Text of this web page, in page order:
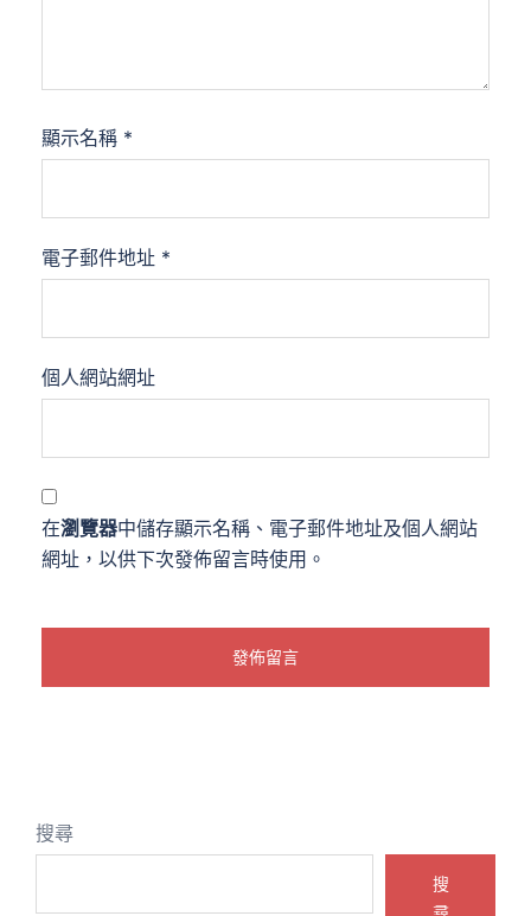
顯示名稱 *
電子郵件地址 *
個人網站網址
在瀏覽器中儲存顯示名稱、電子郵件地址及個人網站
網址，以供下次發佈留言時使用。
搜尋
搜
尋